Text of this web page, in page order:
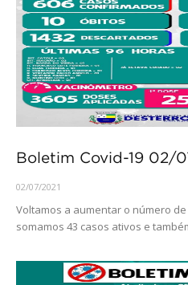
Boletim Covid-19 02/
02/07/2021
Voltamos a aumentar o número
somamos 43 casos ativos e